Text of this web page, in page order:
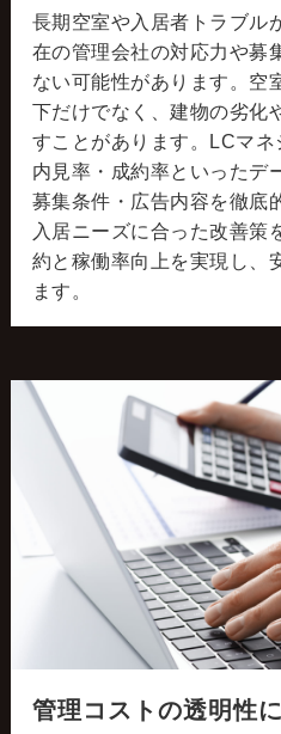
長期空室や入居者トラブル
在の管理会社の対応力や募
ない可能性があります。空
下だけでなく、建物の劣化
すことがあります。LCマネ
内見率・成約率といったデ
募集条件・広告内容を徹底
入居ニーズに合った改善策
約と稼働率向上を実現し、
ます。
管理コストの透明性